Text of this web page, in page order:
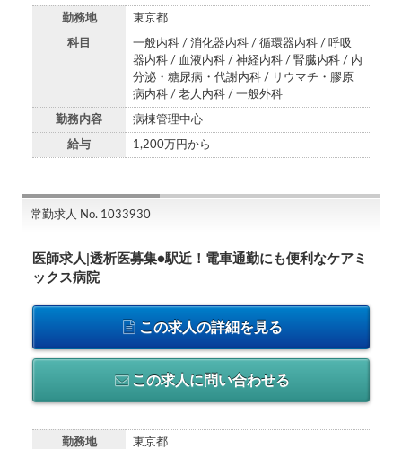
勤務地 東京都
科目
一般内科 / 消化器内科 / 循環器内科 / 呼吸
器内科 / 血液内科 / 神経内科 / 腎臓内科 / 内
分泌・糖尿病・代謝内科 / リウマチ・膠原
病内科 / 老人内科 / 一般外科
勤務内容 病棟管理中心
給与 1,200万円から
常勤求人 No. 1033930
医師求人|透析医募集●駅近！電車通勤にも便利なケアミ
ックス病院
この求人の詳細を見る
この求人に問い合わせる
勤務地 東京都